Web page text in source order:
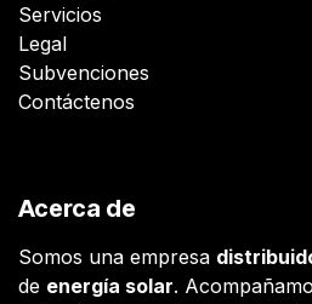
Servicios
Legal
Subvenciones
Contáctenos
Acerca de
Somos una empresa
de energía solar.